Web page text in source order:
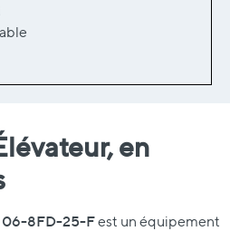
en
06-8FD-25-Fest un équipement